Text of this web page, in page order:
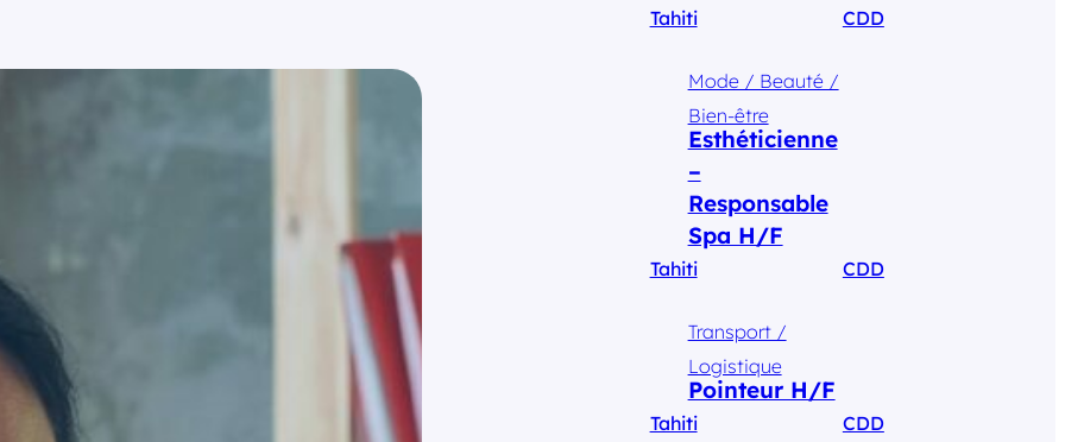
Tahiti CDD
Mode / Beauté /
Bien-être
Esthéticienne
–
Responsable
Spa H/F
Tahiti CDD
Transport /
Logistique
Pointeur H/F
Tahiti CDD